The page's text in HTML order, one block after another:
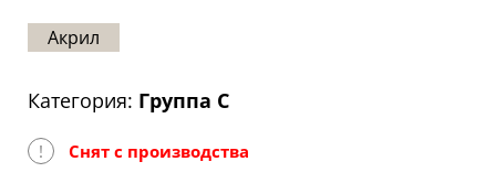
Карта
Акрил
Категория: Группа C
! Снят с производства